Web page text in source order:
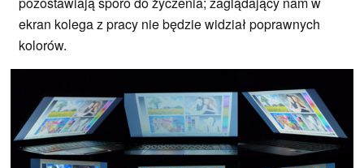
ekran kolega z pracy nie będzie widział poprawnych
kolorów.